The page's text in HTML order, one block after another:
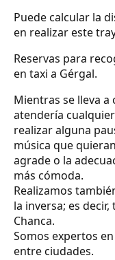
Puede calcular la
en realizar este
Reservas para
en taxi a Gérgal.
Mientras se lleva
atendería
realizar alguna
música que
agrade o la
más cómoda.
Realizamos
la inversa; es
Chanca.
Somos expertos
entre ciudades.